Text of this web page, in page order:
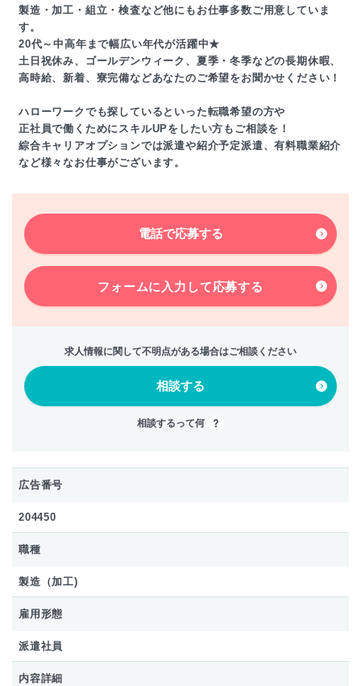
製造・加工・組立・検査など他にもお仕事多数ご用意していま
す。
20代～中高年まで幅広い年代が活躍中★
土日祝休み、ゴールデンウィーク、夏季・冬季などの長期休暇、
高時給、新着、寮完備などあなたのご希望をお聞かせください！
ハローワークでも探しているといった転職希望の方や
正社員で働くためにスキルUPをしたい方もご相談を！
綜合キャリアオプションでは派遣や紹介予定派遣、有料職業紹介
など様々なお仕事がございます。
電話で応募する
フォームに入力して応募する
求人情報に関して不明点がある場合はご相談ください
相談する
相談するって何
広告番号
204450
職種
製造（加工)
雇用形態
派遣社員
内容詳細